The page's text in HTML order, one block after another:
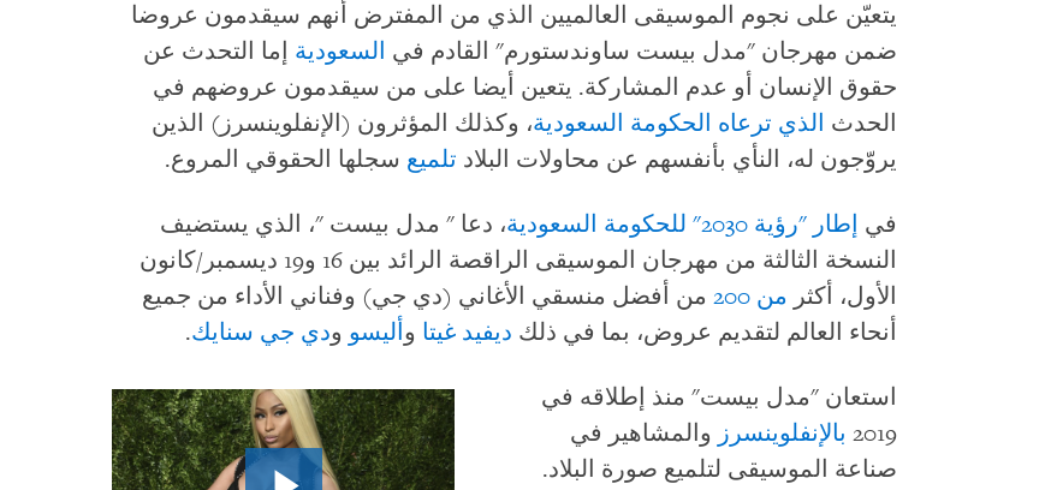
يتعيّن على نجوم الموسيقى العالميين الذي من المفترض أنهم سيقدمون عروضا
ضمن مهرجان "مدل بيست ساوندستورم" القادم في السعودية إما التحدث عن
حقوق الإنسان أو عدم المشاركة. يتعين أيضا على من سيقدمون عروضهم في
الحدث الذي ترعاه الحكومة السعودية، وكذلك المؤثرون (الإنفلوينسرز) الذين
يروّجون له، النأي بأنفسهم عن محاولات البلاد تلميع سجلها الحقوقي المروع.
في إطار "رؤية 2030" للحكومة السعودية
، دعا " مدل بيست "، الذي يستضيف
النسخة الثالثة من مهرجان الموسيقى الراقصة الرائد بين 16 و19 ديسمبر/كانون
الأول، أكثر من 200
من أفضل منسقي الأغاني (دي جي) وفناني الأداء من جميع
أنحاء العالم لتقديم عروض، بما في ذلك ديفيد غيتا وأليسو ودي جي سنايك.
استعان "مدل بيست" منذ إطلاقه في
2019 بالإنفلوينسرز والمشاهير في
صناعة الموسيقى لتلميع صورة البلاد.